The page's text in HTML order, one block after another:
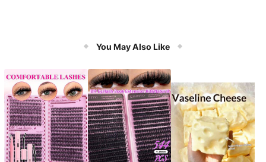
You May Also Like